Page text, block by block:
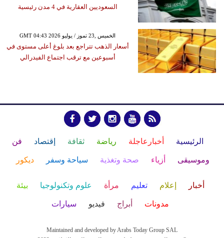
السعوديين العقارية في 4 مدن رئيسية
GMT 04:43 2026 الخميس ,23 تموز / يوليو
أسعار الذهب تتراجع بعد بلوغ أعلى مستوى في
أسبوعين مع ترقب اجتماع الفيدرالي
الرئيسية أخبارعاجلة رياضة ثقافة إقتصاد فن
وموسيقى أزياء صحة وتغذية سياحة وسفر ديكور
أخبار إعلام تعليم مرأة علوم وتكنولوجيا بيئة
مدونات أبراج فيديو سيارات
Maintained and developed by Arabs Today Group SAL